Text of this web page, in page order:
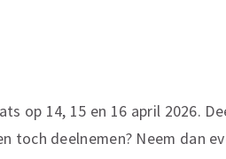
op 14, 15 en 16 april 2026.
toch deelnemen? Neem dan